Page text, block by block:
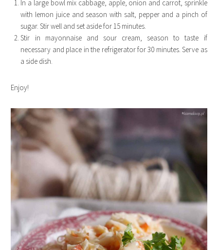
In a large bowl mix cabbage, apple, onion and carrot, sprinkle
with lemon juice and season with salt, pepper and a pinch of
sugar. Stir well and set aside for 15 minutes.
Stir in mayonnaise and sour cream, season to taste if
necessary and place in the refrigerator for 30 minutes. Serve as
a side dish.
Enjoy!